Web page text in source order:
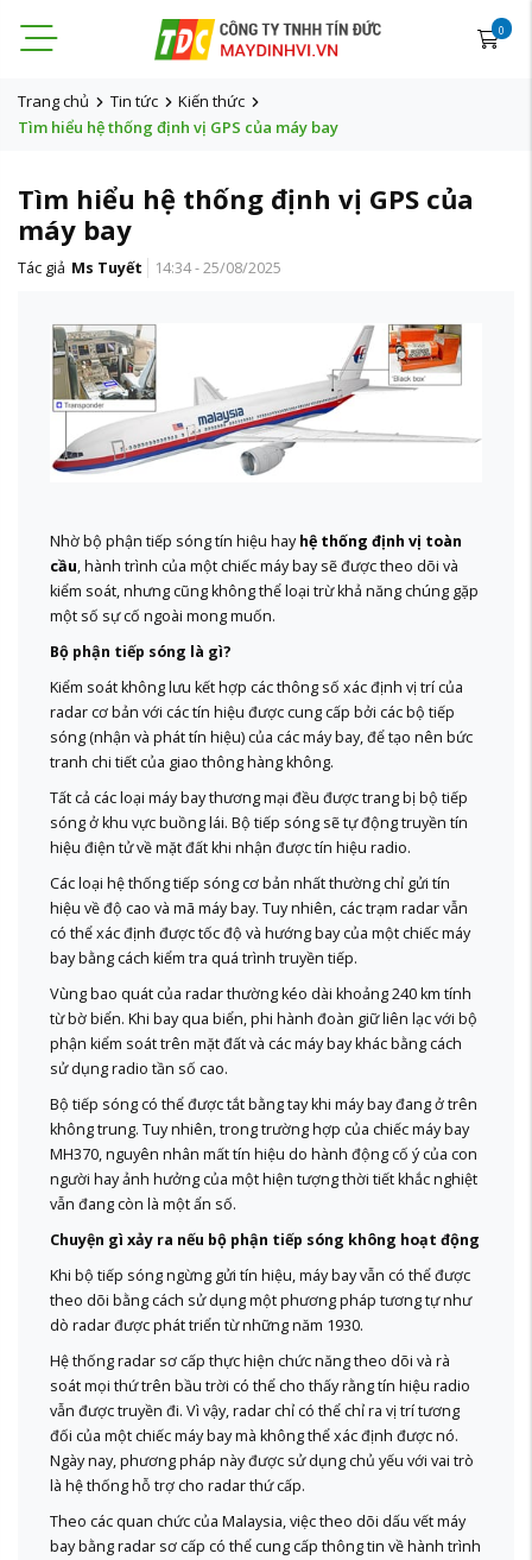
0
Trang chủ Tin tức
Kiến thức
Tìm hiểu hệ thống định vị GPS của máy bay
Tìm hiểu hệ thống định vị GPS của
máy bay
Tác giả Ms Tuyết 14:34 - 25/08/2025
Nhờ bộ phận tiếp sóng tín hiệu hayhệ thống định vị toàn
cầu, hành trình của một chiếc máy bay sẽ được theo dõi và
kiểm soát, nhưng cũng không thể loại trừ khả năng chúng gặp
một số sự cố ngoài mong muốn.
Bộ phận tiếp sóng là gì?
Kiểm soát không lưu kết hợp các thông số xác định vị trí của
radar cơ bản với các tín hiệu được cung cấp bởi các bộ tiếp
sóng (nhận và phát tín hiệu) của các máy bay, để tạo nên bức
tranh chi tiết của giao thông hàng không.
Tất cả các loại máy bay thương mại đều được trang bị bộ tiếp
sóng ở khu vực buồng lái. Bộ tiếp sóng sẽ tự động truyền tín
hiệu điện tử về mặt đất khi nhận được tín hiệu radio.
Các loại hệ thống tiếp sóng cơ bản nhất thường chỉ gửi tín
hiệu về độ cao và mã máy bay. Tuy nhiên, các trạm radar vẫn
có thể xác định được tốc độ và hướng bay của một chiếc máy
bay bằng cách kiểm tra quá trình truyền tiếp.
Vùng bao quát của radar thường kéo dài khoảng 240 km tính
từ bờ biển. Khi bay qua biển, phi hành đoàn giữ liên lạc với bộ
phận kiểm soát trên mặt đất và các máy bay khác bằng cách
sử dụng radio tần số cao.
Bộ tiếp sóng có thể được tắt bằng tay khi máy bay đang ở trên
không trung. Tuy nhiên, trong trường hợp của chiếc máy bay
MH370, nguyên nhân mất tín hiệu do hành động cố ý của con
người hay ảnh hưởng của một hiện tượng thời tiết khắc nghiệt
vẫn đang còn là một ẩn số.
Chuyện gì xảy ra nếu bộ phận tiếp sóng không hoạt động
Khi bộ tiếp sóng ngừng gửi tín hiệu, máy bay vẫn có thể được
theo dõi bằng cách sử dụng một phương pháp tương tự như
dò radar được phát triển từ những năm 1930.
Hệ thống radar sơ cấp thực hiện chức năng theo dõi và rà
soát mọi thứ trên bầu trời có thể cho thấy rằng tín hiệu radio
vẫn được truyền đi. Vì vậy, radar chỉ có thể chỉ ra vị trí tương
đối của một chiếc máy bay mà không thể xác định được nó.
Ngày nay, phương pháp này được sử dụng chủ yếu với vai trò
là hệ thống hỗ trợ cho radar thứ cấp.
Theo các quan chức của Malaysia, việc theo dõi dấu vết máy
bay bằng radar sơ cấp có thể cung cấp thông tin về hành trình